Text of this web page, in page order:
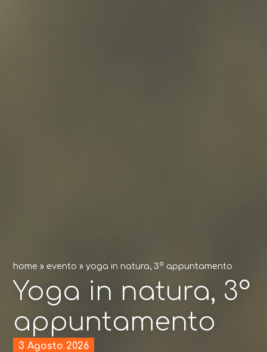
home » evento »yoga in natura, 3° appuntamento
Yoga in natura, 3°
appuntamento
3 Agosto 2026